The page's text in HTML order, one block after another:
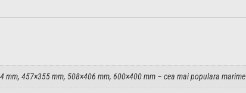
457×355 mm, 508×406 mm, 600×400 mm – cea mai populara marime